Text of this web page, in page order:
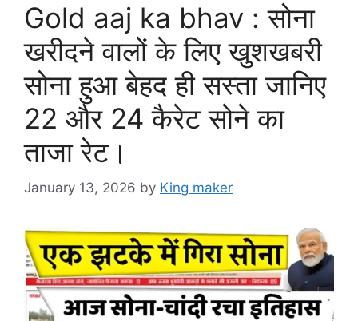
Gold aaj ka bhav : सोना
खरीदने वालों के लिए खुशखबरी
सोना हुआ बेहद ही सस्ता जानिए
22 और 24 कैरेट सोने का
ताजा रेट।
January 13, 2026 by King maker